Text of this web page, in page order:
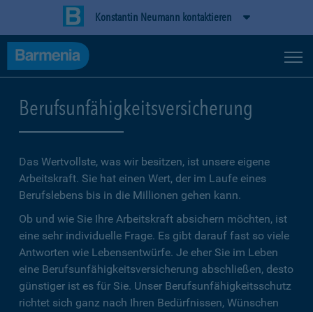
Konstantin Neumann kontaktieren
Berufsunfähigkeitsversicherung
Das Wertvollste, was wir besitzen, ist unsere eigene
Arbeitskraft. Sie hat einen Wert, der im Laufe eines
Berufslebens bis in die Millionen gehen kann.
Ob und wie Sie Ihre Arbeitskraft absichern möchten, ist
eine sehr individuelle Frage. Es gibt darauf fast so viele
Antworten wie Lebensentwürfe. Je eher Sie im Leben
eine Berufsunfähigkeitsversicherung abschließen, desto
günstiger ist es für Sie. Unser Berufsunfähigkeitsschutz
richtet sich ganz nach Ihren Bedürfnissen, Wünschen